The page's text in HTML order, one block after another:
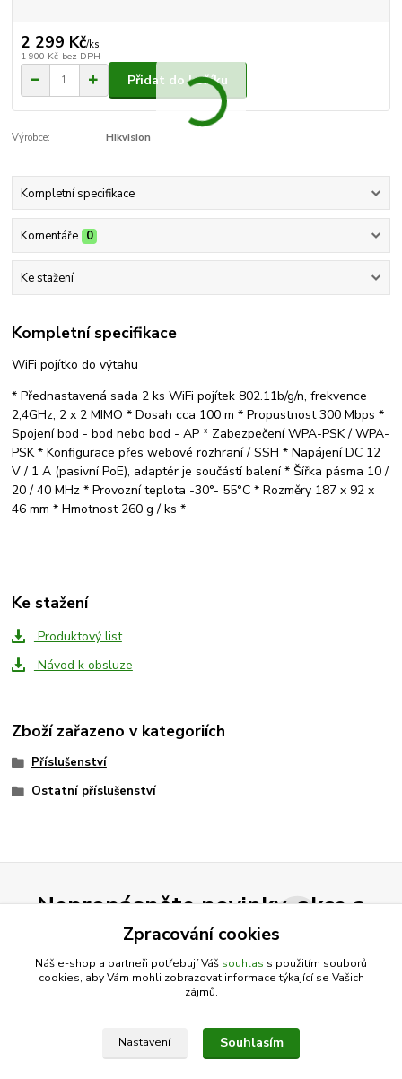
2 299 Kč/ks
1 900 Kč bez DPH
Přidat do košíku
Výrobce: Hikvision
Kompletní specifikace
Komentáře 0
Ke stažení
Kompletní specifikace
WiFi pojítko do výtahu
* Přednastavená sada 2 ks WiFi pojítek 802.11b/g/n, frekvence
2,4GHz, 2 x 2 MIMO * Dosah cca 100 m * Propustnost 300 Mbps *
Spojení bod - bod nebo bod - AP * Zabezpečení WPA-PSK / WPA-
PSK * Konfigurace přes webové rozhraní / SSH * Napájení DC 12
V / 1 A (pasivní PoE), adaptér je součástí balení * Šířka pásma 10 /
20 / 40 MHz * Provozní teplota -30°- 55°C * Rozměry 187 x 92 x
46 mm * Hmotnost 260 g / ks *
Ke stažení
Produktový list
Návod k obsluze
Zboží zařazeno v kategoriích
Příslušenství
Ostatní příslušenství
Nepropásněte novinky, akce a
slevy!
zpracováním osobních údajůza účelem rozesílky newsletteru.
Můžete se kdykoli odhlásit. Zasíláme jednou za 14 dní.
Zpracování cookies
Náš e-shop a partneři potřebují Váš souhlas s použitím souborů
cookies, aby Vám mohli zobrazovat informace týkající se Vašich
zájmů.
Nastavení Souhlasím